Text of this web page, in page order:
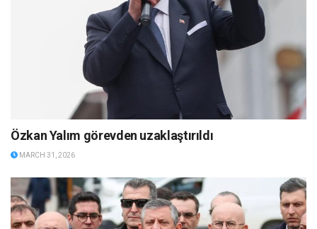
Özkan Yalım görevden uzaklaştırıldı
MARCH 31, 2026